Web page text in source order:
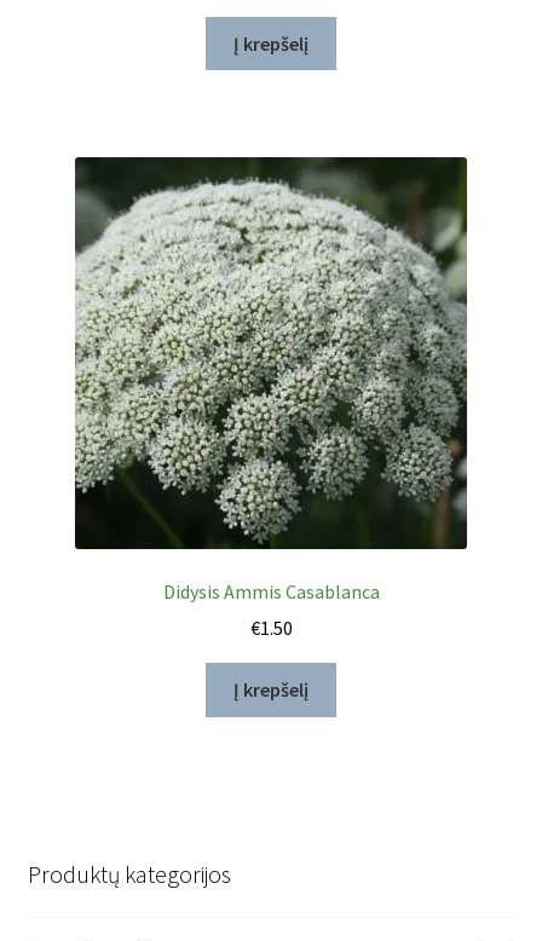
Į krepšelį
Didysis Ammis Casablanca
€1.50
Į krepšelį
Produktų kategorijos